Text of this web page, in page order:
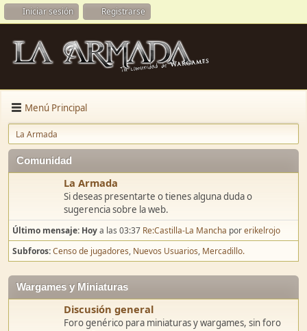
Iniciar sesión Registrarse
Menú Principal
La Armada
Comunidad
La Armada
Si deseas presentarte o tienes alguna duda o
sugerencia sobre la web.
Último mensaje: Hoya las 03:37 Re:Castilla-La Mancha porerikelrojo
Subforos Censo de jugadores Nuevos Usuarios Mercadillo.
Wargames y Miniaturas
Discusión general
Foro genérico para miniaturas y wargames, sin foro